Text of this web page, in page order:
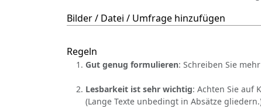
Bilder / Datei / Umfrage hinzufügen
Regeln
Gut genug formulieren: Schreiben Sie
Lesbarkeit ist sehr wichtig: Achten Sie auf
(Lange Texte unbedingt in Absätze